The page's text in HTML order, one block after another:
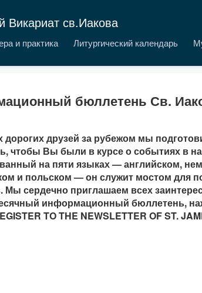
Викариат св.Иакова
и практика Литургический календарь
бюллетень Св.
дорогих друзей за рубежом мы
чтобы Вы были в курсе о событиях в
на пяти языках — английском,
и польском — он служит мостом для
Мы сердечно приглашаем всех
информационный бюллетень,
TO THE NEWSLETTER OF ST.